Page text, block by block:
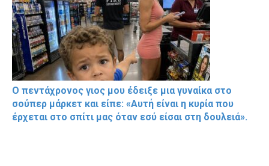
Ο πεντάχρονος γιος μου έδειξε μια γυναίκα στο
σούπερ μάρκετ και είπε: «Αυτή είναι η κυρία που
έρχεται στο σπίτι μας όταν εσύ είσαι στη δουλειά».